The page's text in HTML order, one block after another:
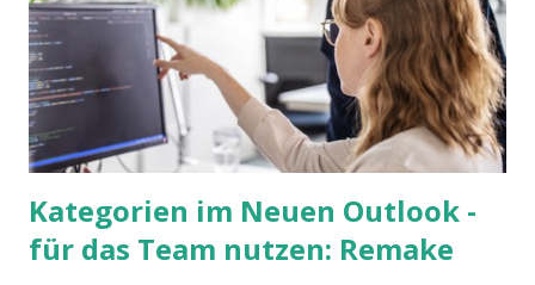
Kategorien im Neuen Outlook -
für das Team nutzen: Remake